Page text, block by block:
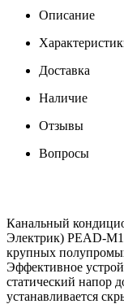
Описание
Доставка
Наличие
Отзывы
Вопросы
Канальный
Электрик) PEAD-
крупных
Эффективное
статический напор
устанавливается